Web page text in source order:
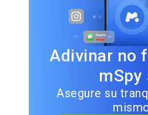
Adivinar no
mSpy
Asegure su